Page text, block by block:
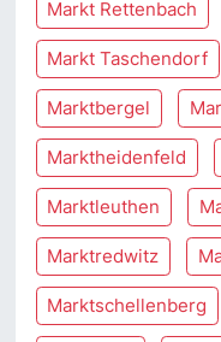
Markt Rettenbach
Markt Taschendorf
Marktbergel
Marktheidenfeld
Marktleuthen
Marktredwitz
Marktschellenberg